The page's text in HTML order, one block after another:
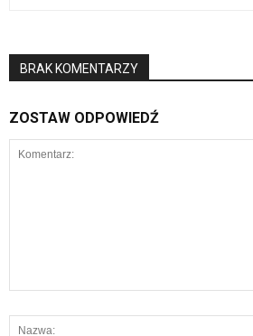
BRAK KOMENTARZY
ZOSTAW ODPOWIEDŹ